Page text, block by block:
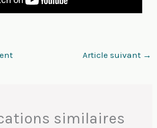
Article suivant →
similaires